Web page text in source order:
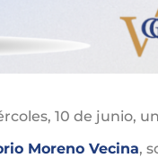
10 de junio,
Moreno Vecina,